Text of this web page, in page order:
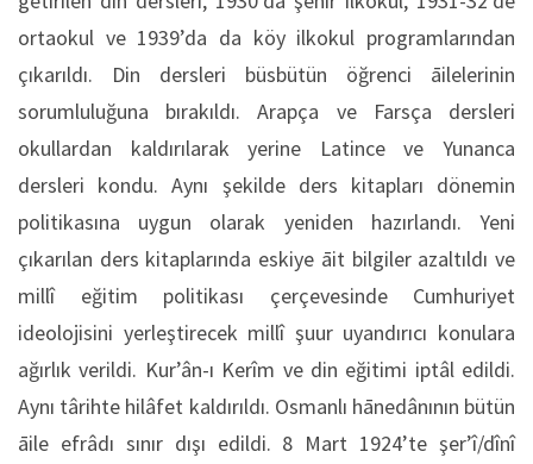
ortaokul ve 1939’da da köy ilkokul programlarından
çıkarıldı. Din dersleri büsbütün öğrenci āilelerinin
sorumluluğuna bırakıldı. Arapça ve Farsça dersleri
okullardan kaldırılarak yerine Latince ve Yunanca
dersleri kondu. Aynı şekilde ders kitapları dönemin
politikasına uygun olarak yeniden hazırlandı. Yeni
çıkarılan ders kitaplarında eskiye āit bilgiler azaltıldı ve
millî eğitim politikası çerçevesinde Cumhuriyet
ideolojisini yerleştirecek millî şuur uyandırıcı konulara
ağırlık verildi. Kur’ân-ı Kerîm ve din eğitimi iptâl edildi.
Aynı târihte hilâfet kaldırıldı. Osmanlı hānedânının bütün
āile efrâdı sınır dışı edildi. 8 Mart 1924’te şer’î/dînî